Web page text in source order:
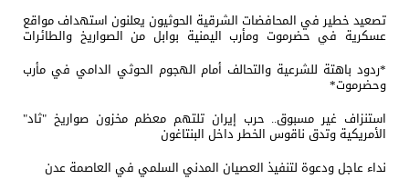
تصعيد خطير في المحافضات الشرقية الحوثيون يعلنون استهداف مواقع
عسكرية في حضرموت ومأرب اليمنية بوابل من الصواريخ والطائرات
*ردود باهتة للشرعية والتحالف أمام الهجوم الحوثي الدامي في مأرب
وحضرموت*
استنزاف غير مسبوق.. حرب إيران تلتهم معظم مخزون صواريخ "ثاد"
الأمريكية وتدق ناقوس الخطر داخل البنتاغون
نداء عاجل ودعوة لتنفيذ العصيان المدني السلمي في العاصمة عدن